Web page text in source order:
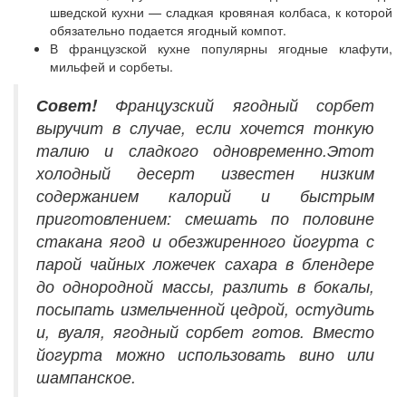
шведской кухни — сладкая кровяная колбаса, к которой
обязательно подается ягодный компот.
В французской кухне популярны ягодные клафути,
мильфей и сорбеты.
Совет!Французский ягодный сорбет
выручит в случае, если хочется тонкую
талию и сладкого одновременно.Этот
холодный десерт известен низким
содержанием калорий и быстрым
приготовлением: смешать по половине
стакана ягод и обезжиренного йогурта с
парой чайных ложечек сахара в блендере
до однородной массы, разлить в бокалы,
посыпать измельченной цедрой, остудить
и, вуаля, ягодный сорбет готов. Вместо
йогурта можно использовать вино или
шампанское.